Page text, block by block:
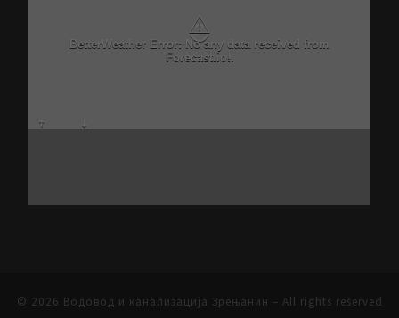
⚠
BetterWeather Error: No any data received from
Forecast.io!.
© 2026 Водовод и канализација Зрењанин – All rights reserved